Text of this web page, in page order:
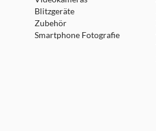
Blitzgeräte
Zubehör
Smartphone Fotografie